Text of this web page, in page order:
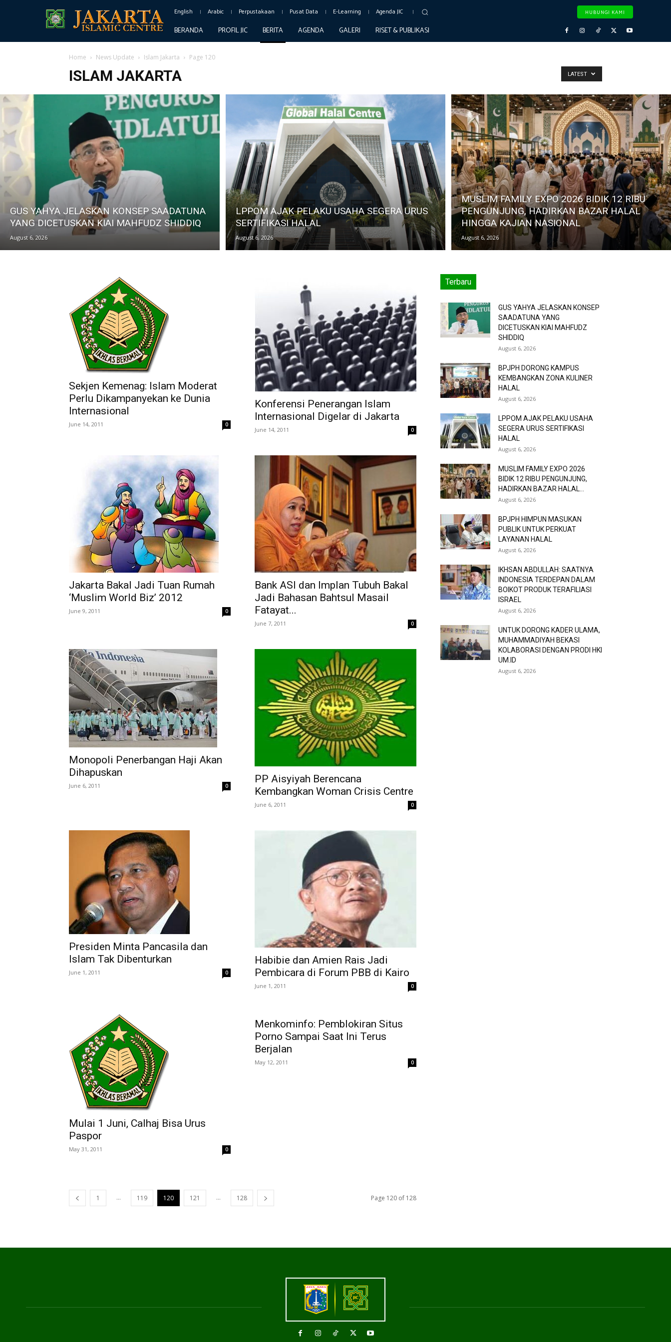
English Arabic Perpustakaan Pusat Data E-Learning Agenda JIC HUBUNGI KAMI
BERANDA PROFIL JIC BERITA AGENDA GALERI RISET & PUBLIKASI
Home News Update Islam Jakarta Page 120
ISLAM JAKARTA LATEST
GUS YAHYA JELASKAN KONSEP SAADATUNA
YANG DICETUSKAN KIAI MAHFUDZ SHIDDIQ
August 6, 2026
LPPOM AJAK PELAKU USAHA SEGERA URUS
SERTIFIKASI HALAL
August 6, 2026
MUSLIM FAMILY EXPO 2026 BIDIK 12 RIBU
PENGUNJUNG, HADIRKAN BAZAR HALAL
HINGGA KAJIAN NASIONAL
August 6, 2026
Sekjen Kemenag: Islam Moderat
Perlu Dikampanyekan ke Dunia
Internasional
June 14, 2011 0
Konferensi Penerangan Islam
Internasional Digelar di Jakarta
June 14, 2011 0
Jakarta Bakal Jadi Tuan Rumah
‘Muslim World Biz’ 2012
June 9, 2011 0
Bank ASI dan Implan Tubuh Bakal
Jadi Bahasan Bahtsul Masail
Fatayat...
June 7, 2011 0
Monopoli Penerbangan Haji Akan
Dihapuskan
June 6, 2011 0
PP Aisyiyah Berencana
Kembangkan Woman Crisis Centre
June 6, 2011 0
Presiden Minta Pancasila dan
Islam Tak Dibenturkan
June 1, 2011 0
Habibie dan Amien Rais Jadi
Pembicara di Forum PBB di Kairo
June 1, 2011 0
Mulai 1 Juni, Calhaj Bisa Urus
Paspor
May 31, 2011 0
Menkominfo: Pemblokiran Situs
Porno Sampai Saat Ini Terus
Berjalan
May 12, 2011 0
1 ... 119 120 121 ... 128 Page 120 of 128
Terbaru
GUS YAHYA JELASKAN KONSEP
SAADATUNA YANG
DICETUSKAN KIAI MAHFUDZ
SHIDDIQ
August 6, 2026
BPJPH DORONG KAMPUS
KEMBANGKAN ZONA KULINER
HALAL
August 6, 2026
LPPOM AJAK PELAKU USAHA
SEGERA URUS SERTIFIKASI
HALAL
August 6, 2026
MUSLIM FAMILY EXPO 2026
BIDIK 12 RIBU PENGUNJUNG,
HADIRKAN BAZAR HALAL...
August 6, 2026
BPJPH HIMPUN MASUKAN
PUBLIK UNTUK PERKUAT
LAYANAN HALAL
August 6, 2026
IKHSAN ABDULLAH: SAATNYA
INDONESIA TERDEPAN DALAM
BOIKOT PRODUK TERAFILIASI
ISRAEL
August 6, 2026
UNTUK DORONG KADER ULAMA,
MUHAMMADIYAH BEKASI
KOLABORASI DENGAN PRODI HKI
UM.ID
August 6, 2026